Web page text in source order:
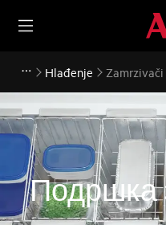
Hlađenje Zamrzivači
Подршка